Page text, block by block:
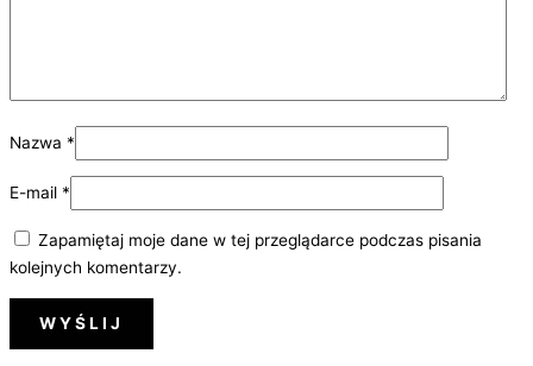
Nazwa *
E-mail *
Zapamiętaj moje dane w tej przeglądarce podczas pisania
kolejnych komentarzy.